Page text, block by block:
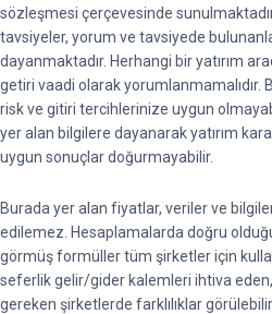
sözleşmesi çerçevesinde
tavsiyeler, yorum ve tavsiyede
dayanmaktadır. Herhangi bir yatırım
getiri vaadi olarak yorumlanmamalıdır.
risk ve gitiri tercihlerinize uygun
yer alan bilgilere dayanarak yatırım
uygun sonuçlar doğurmayabilir.
Burada yer alan fiyatlar, veriler ve
edilemez. Hesaplamalarda doğru
görmüş formüller tüm şirketler için
seferlik gelir/gider kalemleri ihtiva eden,
gereken şirketlerde farklılıklar